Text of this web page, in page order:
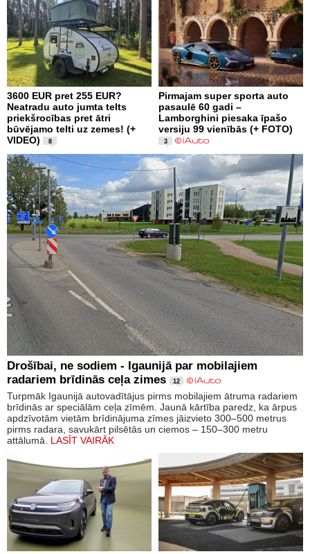
3600 EUR pret 255 EUR?
Neatradu auto jumta telts
priekšrocības pret ātri
būvējamo telti uz zemes! (+
VIDEO)
8
Pirmajam super sporta auto
pasaulē 60 gadi –
Lamborghini piesaka īpašo
versiju 99 vienībās (+ FOTO)
3
Drošībai, ne sodiem - Igaunijā par mobilajiem
radariem brīdinās ceļa zimes
12
Turpmāk Igaunijā autovadītājus pirms mobilajiem ātruma radariem
brīdinās ar speciālām ceļa zīmēm. Jaunā kārtība paredz, ka ārpus
apdzīvotām vietām brīdinājuma zīmes jāizvieto 300–500 metrus
pirms radara, savukārt pilsētās un ciemos – 150–300 metru
attālumā. LASĪT VAIRĀK